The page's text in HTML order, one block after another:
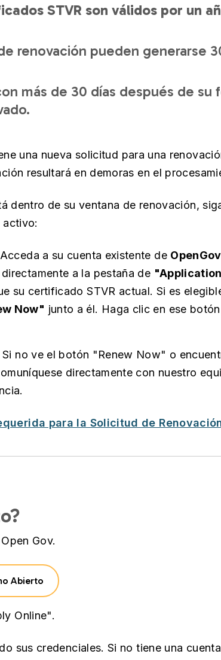
STVR son válidos por un
renovación pueden generarse
más de 30 días después de
una nueva solicitud para una
resultará en demoras en el
dentro de su ventana de renovación,
activo:
Acceda a su cuenta existente de OpenGov
a la pestaña de
su certificado STVR actual. Si es
Now" junto a él. Haga clic en ese
Si no ve el botón "Renew Now" o
directamente con nuestro
para la Solicitud de
Gov.
Abierto
Online".
sus credenciales. Si no tiene una